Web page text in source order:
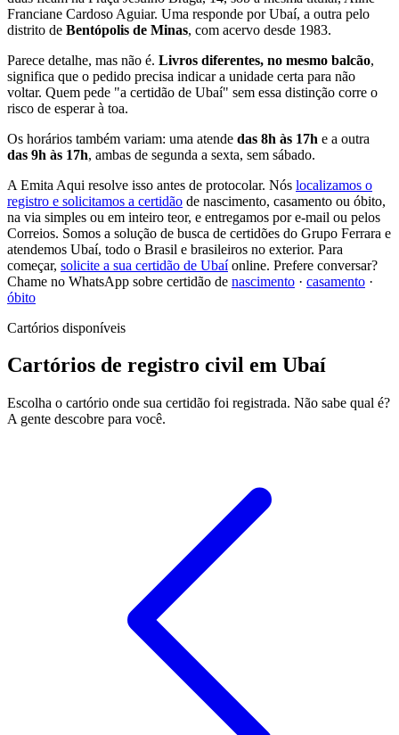
Franciane Cardoso Aguiar. Uma responde por Ubaí, a outra pelo
distrito de Bentópolis de Minas, com acervo desde 1983.
Parece detalhe, mas não é. Livros diferentes, no mesmo balcão,
significa que o pedido precisa indicar a unidade certa para não
voltar. Quem pede "a certidão de Ubaí" sem essa distinção corre o
risco de esperar à toa.
Os horários também variam: uma atende das 8h às 17h e a outra
das 9h às 17h, ambas de segunda a sexta, sem sábado.
A Emita Aqui resolve isso antes de protocolar. Nós localizamos o
registro e solicitamos a certidão de nascimento, casamento ou óbito,
na via simples ou em inteiro teor, e entregamos por e-mail ou pelos
Correios. Somos a solução de busca de certidões do Grupo Ferrara e
atendemos Ubaí, todo o Brasil e brasileiros no exterior. Para
começar, solicite a sua certidão de Ubaíonline. Prefere conversar?
Chame no WhatsApp sobre certidão de nascimento · casamento ·
óbito
Cartórios disponíveis
Cartórios de registro civil em Ubaí
Escolha o cartório onde sua certidão foi registrada. Não sabe qual é?
A gente descobre para você.